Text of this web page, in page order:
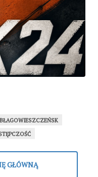
BŁAGOWIESZCZEŃSK
GŁÓWNĄ